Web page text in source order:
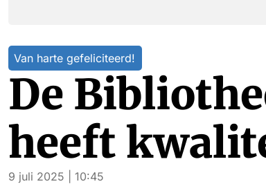
Van harte gefeliciteerd!
De
heeft
9 juli 2025 | 10:45